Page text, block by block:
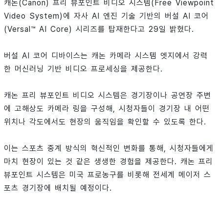
캐논(Canon) 프리 뷰포인트 비디오 시스템(Free Viewpoint
Video System)에 자사 AI 엔진 기술 기반의 버설 AI 코어
(Versal™ AI Core) 시리즈를 탑재한다고 29일 밝혔다.
버설 AI 코어 디바이스는 캐논 카메라 시스템 엣지에서 강력
한 머신러닝 기반 비디오 프로세싱을 제공한다.
캐논 프리 뷰포인트 비디오 시스템은 경기장이나 공연장 주변
에 고해상도 카메라 링을 구성해, 시청자들이 경기장 내 어떤
위치나 각도에서도 현장의 움직임을 확인할 수 있도록 한다.
이는 스포츠 중계 방식의 혁신적인 변화를 통해, 시청자들에게
마치 현장이 있는 것 같은 생생한 경험을 제공한다. 캐논 프리
뷰포인트 시스템은 미국 프로농구를 비롯해 전세계 메이저 스
포츠 경기장에 배치될 예정이다.